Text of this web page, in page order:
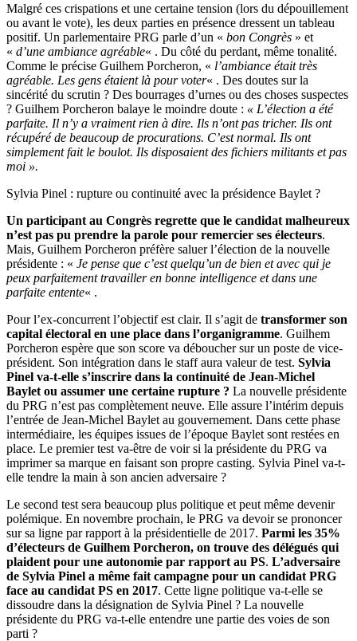
Malgré ces crispations et une certaine tension (lors du dépouillement
ou avant le vote), les deux parties en présence dressent un tableau
positif. Un parlementaire PRG parle d’un « bon Congrès » et
« d’une ambiance agréable« . Du côté du perdant, même tonalité.
Comme le précise Guilhem Porcheron, « l’ambiance était très
agréable. Les gens étaient là pour voter« . Des doutes sur la
sincérité du scrutin ? Des bourrages d’urnes ou des choses suspectes
? Guilhem Porcheron balaye le moindre doute : « L’élection a été
parfaite. Il n’y a vraiment rien à dire. Ils n’ont pas tricher. Ils ont
récupéré de beaucoup de procurations. C’est normal. Ils ont
simplement fait le boulot. Ils disposaient des fichiers militants et pas
moi ».
Sylvia Pinel : rupture ou continuité avec la présidence Baylet ?
Un participant au Congrès regrette que le candidat malheureux
n’est pas pu prendre la parole pour remercier ses électeurs.
Mais, Guilhem Porcheron préfère saluer l’élection de la nouvelle
présidente : « Je pense que c’est quelqu’un de bien et avec qui je
peux parfaitement travailler en bonne intelligence et dans une
parfaite entente« .
Pour l’ex-concurrent l’objectif est clair. Il s’agit de transformer son
capital électoral en une place dans l’organigramme. Guilhem
Porcheron espère que son score va déboucher sur un poste de vice-
président. Son intégration dans le staff aura valeur de test. Sylvia
Pinel va-t-elle s’inscrire dans la continuité de Jean-Michel
Baylet ou assumer une certaine rupture ? La nouvelle présidente
du PRG n’est pas complètement neuve. Elle assure l’intérim depuis
l’entrée de Jean-Michel Baylet au gouvernement. Dans cette phase
intermédiaire, les équipes issues de l’époque Baylet sont restées en
place. Le premier test va-être de voir si la présidente du PRG va
imprimer sa marque en faisant son propre casting. Sylvia Pinel va-t-
elle tendre la main à son ancien adversaire ?
Le second test sera beaucoup plus politique et peut même devenir
polémique. En novembre prochain, le PRG va devoir se prononcer
sur sa ligne par rapport à la présidentielle de 2017. Parmi les 35%
d’électeurs de Guilhem Porcheron, on trouve des délégués qui
plaident pour une autonomie par rapport au PS. L’adversaire
de Sylvia Pinel a même fait campagne pour un candidat PRG
face au candidat PS en 2017. Cette ligne politique va-t-elle se
dissoudre dans la désignation de Sylvia Pinel ? La nouvelle
présidente du PRG va-t-elle entendre une partie des voies de son
parti ?